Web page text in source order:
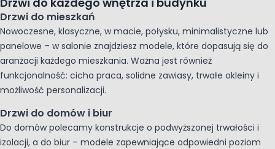
Drzwi do mieszkań
Nowoczesne, klasyczne, w macie, połysku, minimalistyczne lub
panelowe – w salonie znajdziesz modele, które dopasują się do
aranżacji każdego mieszkania. Ważna jest również
funkcjonalność: cicha praca, solidne zawiasy, trwałe okleiny i
możliwość personalizacji.
Drzwi do domów i biur
Do domów polecamy konstrukcje o podwyższonej trwałości i
izolacji, a do biur – modele zapewniające odpowiedni poziom